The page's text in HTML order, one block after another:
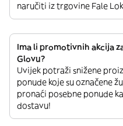
naručiti iz trgovine Fale
Ima li promotivnih akcija
Glovu?
Uvijek potraži snižene
ponude koje su označene
pronaći posebne ponude
dostavu!